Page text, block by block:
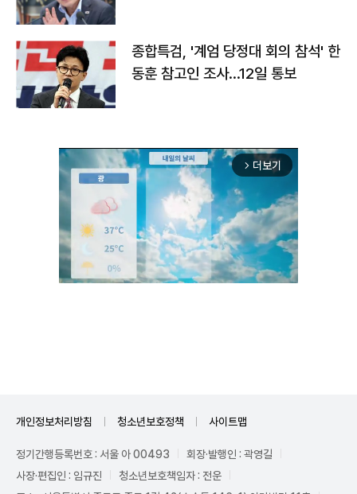
종합특검, '계엄 당정대 회의 참석' 한
동훈 참고인 조사...12일 통보
arrow_forward_ios 더보기
개인정보처리방침 청소년보호정책 사이트맵
정기간행등록번호 : 서울 아 00493
회장·발행인 : 곽영길
사장·편집인 : 임규진
청소년보호책임자 : 전운